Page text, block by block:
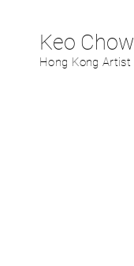
Keo Chow
Hong Kong Artist